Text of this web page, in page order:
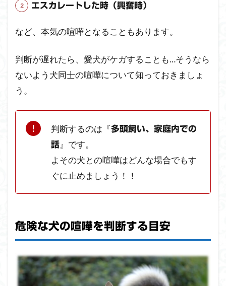
をす
因と
2.3
方法
3
犬の
につ
い
て
エスカレートした時（興奮時）
など、本気の喧嘩となることもあります。
判断が遅れたら、愛犬がケガすることも…そうなら
ないよう犬同士の喧嘩について知っておきましょ
う。
判断するのは『多頭飼い、家庭内での
話 』です。
よその犬との喧嘩はどんな場合でもす
ぐに止めましょう！！
危険な犬の喧嘩を判断する目安